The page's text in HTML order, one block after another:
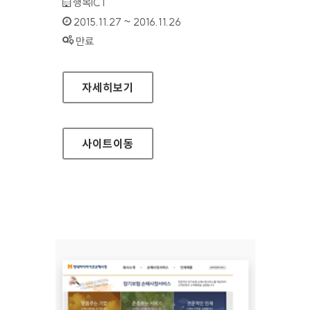
인증기간 :
2015.11.27 ~ 2016.11.26
상태 :
만료
세상 홈페이지
자세히보기
사이트이동